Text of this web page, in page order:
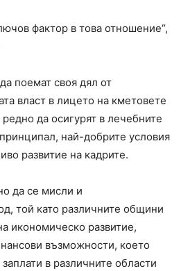
фактор в това отношение“,
поемат своя дял от
власт в лицето на кметовете
да осигурят в лечебните
най-добрите условия
развитие на кадрите.
да се мисли и
той като различните общини
икономическо развитие,
възможности, което
в различните области